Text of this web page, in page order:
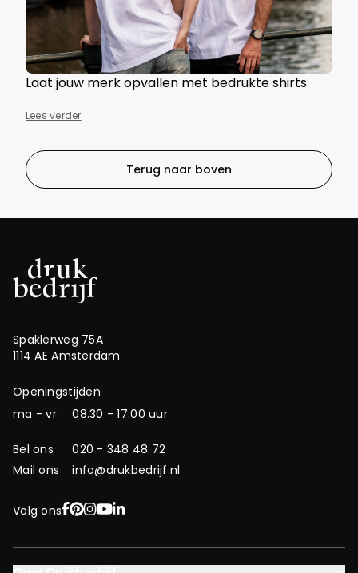
Laat jouw merk opvallen met bedrukte shirts
Lees verder
Terug naar boven
Spaklerweg 75A
1114 AE Amsterdam
Openingstijden
ma - vr
08.30 - 17.00 uur
Bel ons
020 - 348 48 72
Mail ons
info@drukbedrijf.nl
Volg onsFacebook
Pinterest
Instagram
YouTube
LinkedIn